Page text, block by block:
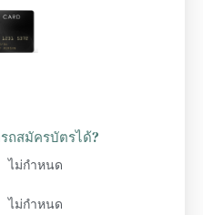
ถสมัครบัตรได้?
ไม่กำหนด
ไม่กำหนด